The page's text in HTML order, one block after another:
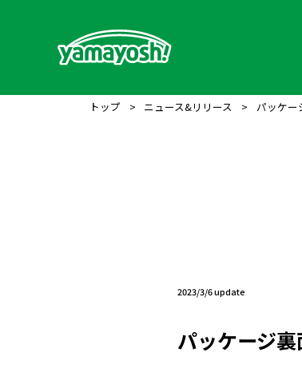
トップ > ニュース&リリース > パッケー
2023/3/6 update
パッケージ